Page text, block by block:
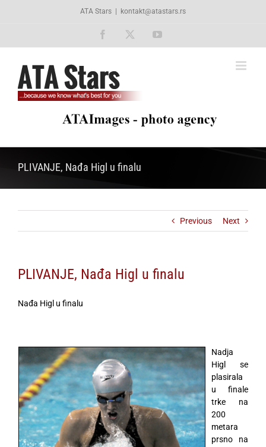
ATA Stars kontakt@atastars.rs
Facebook YouTube
PLIVANJE, Nađa Higl u finalu
Previous Next
PLIVANJE, Nađa Higl u finalu
Nađa Higl u finalu
Nadja
Higl se
plasirala
u finale
trke na
200
metara
prsno na